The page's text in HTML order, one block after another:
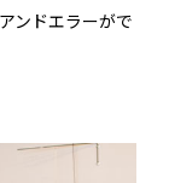
ンドエラーがで